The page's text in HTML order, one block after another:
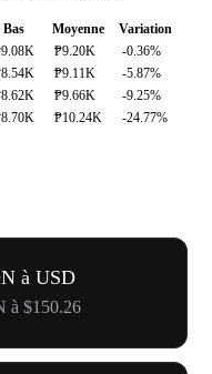
Bas Moyenne
Variation
₱9.20K
-0.36%
₱9.11K
-5.87%
₱9.66K
-9.25%
₱10.24K -24.77%
à USD
à $150.26